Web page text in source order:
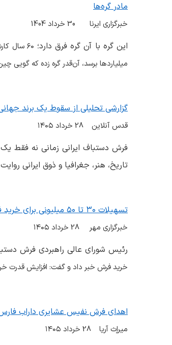
مادر گره‌ها
خبرگزاری ایرنا 30 خرداد 1404
این گره با آن گره فرق دارد؛ ۶۰ سال
میلیاردها برسد، آن‌قدر گره زده که
گزارشی تحلیلی از سقوط یک برند
قدس آنلاین 28 خرداد ۱۴۰۵
فرش دستباف ایرانی زمانی نه فقط
تاریخ، هنر، جغرافیا و ذوق ایرانی
تسهیلات ۳۰ تا ۵۰ میلیونی برای خرید فرش
خبرگزاری مهر 28 خرداد ۱۴۰۵
رئیس شورای عالی راهبردی فرش
خرید فرش خبر داد و گفت: افزایش قدرت
اهدای فرش نفیس عشایری داراب
میراٍث آریا 28 خرداد ۱۴۰۵